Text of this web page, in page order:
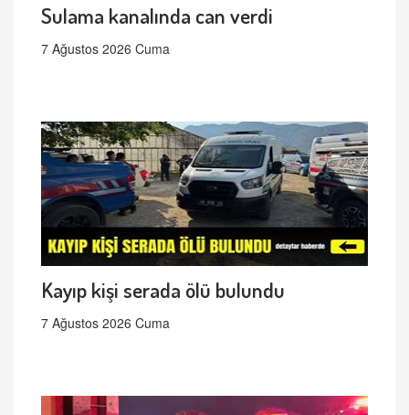
Sulama kanalında can verdi
7 Ağustos 2026 Cuma
Kayıp kişi serada ölü bulundu
7 Ağustos 2026 Cuma